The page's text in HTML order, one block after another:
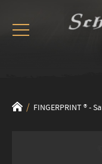
FINGERPRINT ® -